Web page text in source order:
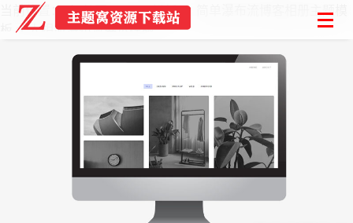
当前位置： 首页 Html模板
简单瀑布流博客相册主题模
板 个人相册瀑布流展示模版